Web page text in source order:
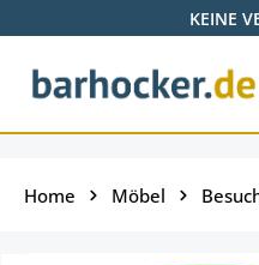
Zum Hauptinhalt springen
KEINE
Home Möbel